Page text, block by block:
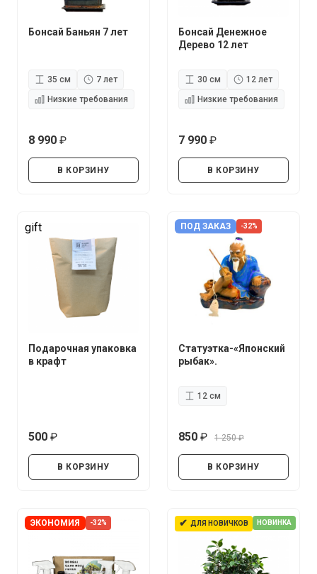
Бонсай Баньян 7 лет
35 см
7 лет
Низкие требования
8 990
В КОРЗИНУ
Бонсай Денежное
Дерево 12 лет
30 см
12 лет
Низкие требования
7 990
В КОРЗИНУ
gift
Подарочная упаковка
в крафт
500
В КОРЗИНУ
ПОД ЗАКАЗ -32%
Статуэтка-«Японский
рыбак».
12 см
850
1 250
В КОРЗИНУ
ЭКОНОМИЯ -32% ✔ ДЛЯ НОВИЧКОВ НОВИНКА